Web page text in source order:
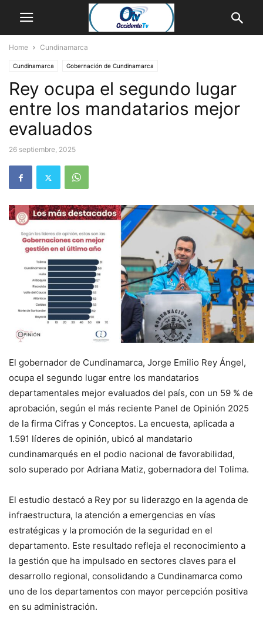
Home Cundinamarca
Cundinamarca Gobernación de Cundinamarca
Rey ocupa el segundo lugar
entre los mandatarios mejor
evaluados
26 septiembre, 2025
El gobernador de Cundinamarca, Jorge Emilio Rey Ángel,
ocupa el segundo lugar entre los mandatarios
departamentales mejor evaluados del país, con un 59 % de
aprobación, según el más reciente Panel de Opinión 2025
de la firma Cifras y Conceptos. La encuesta, aplicada a
1.591 líderes de opinión, ubicó al mandatario
cundinamarqués en el podio nacional de favorabilidad,
solo superado por Adriana Matiz, gobernadora del Tolima.
El estudio destacó a Rey por su liderazgo en la agenda de
infraestructura, la atención a emergencias en vías
estratégicas y la promoción de la seguridad en el
departamento. Este resultado refleja el reconocimiento a
la gestión que ha impulsado en sectores claves para el
desarrollo regional, consolidando a Cundinamarca como
uno de los departamentos con mayor percepción positiva
en su administración.